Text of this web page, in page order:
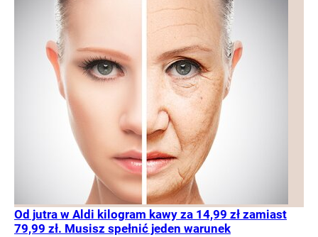
Od jutra w Aldi kilogram kawy za 14,99 zł zamiast
79,99 zł. Musisz spełnić jeden warunek